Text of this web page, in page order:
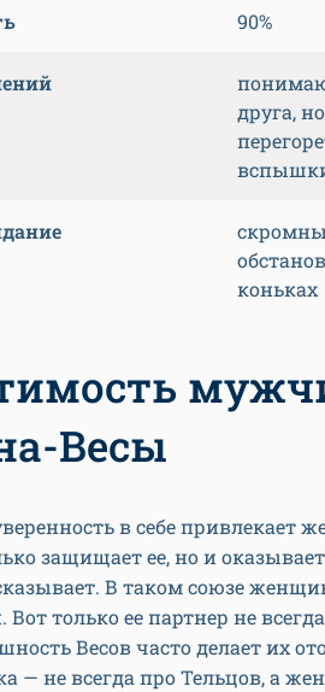
90%
друга,
коньках
Весы
в себе
защищает ее, но и
В таком союзе
только ее партнер не
Весов часто делает их
— не всегда про Тельцов, а